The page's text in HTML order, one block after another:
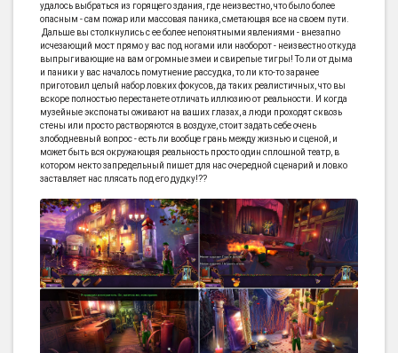
удалось выбраться из горящего здания, где неизвестно, что было более
опасным - сам пожар или массовая паника, сметающая все на своем пути.
Дальше вы столкнулись с ее более непонятными явлениями - внезапно
исчезающий мост прямо у вас под ногами или наоборот - неизвестно откуда
выпрыгивающие на вам огромные змеи и свирепые тигры! То ли от дыма
и паники у вас началось помутнение рассудка, то ли кто-то заранее
приготовил целый набор ловких фокусов, да таких реалистичных, что вы
вскоре полностью перестанете отличать иллюзию от реальности. И когда
музейные экспонаты оживают на ваших глазах, а люди проходят сквозь
стены или просто растворяются в воздухе, стоит задать себе очень
злободневный вопрос - есть ли вообще грань между жизнью и сценой, и
может быть вся окружающая реальность просто один сплошной театр, в
котором некто запредельный пишет для нас очередной сценарий и ловко
заставляет нас плясать под его дудку!??